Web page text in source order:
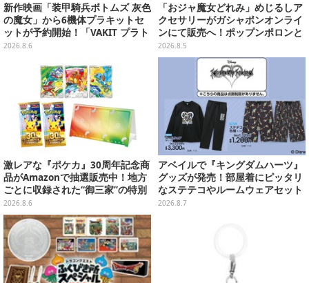
新作映画「装甲騎兵ボトムズ 灰色
の魔女」から6機体プラキットセ
ットが予約開始！「VAKIT プラト
ーン」第1弾、各部関節可動仕様
2026.8.6
「おジャ魔女どれみ」めじるしア
クセサリーがガシャポンオンライ
ンにて販売へ！ポップンポロンと
魔法玉の2連チャームなど全9種
2026.8.5
激レアな『ポケカ』30周年記念商
品がAmazonで抽選販売中！地方
ごとに収録された“御三家”の特別
カード
2026.8.6
アベイルで『キングダムハーツ』
グッズが発売！部屋着にピッタリ
なステテコやルームウェアセット
2026.8.7